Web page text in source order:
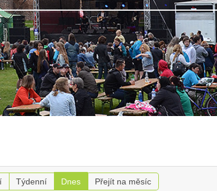
Týdenní Dnes Přejít na měsíc